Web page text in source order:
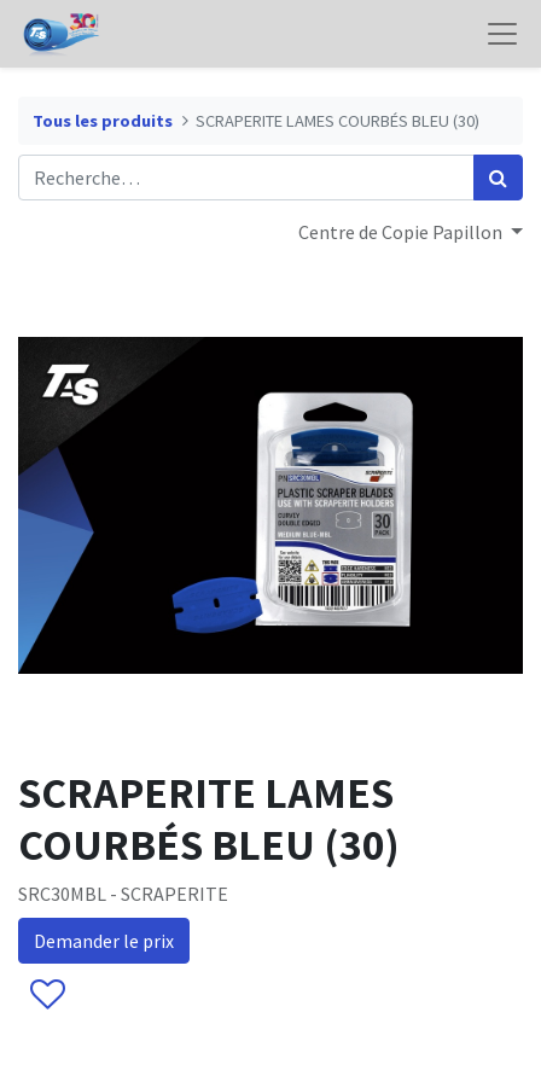
Tous les produits SCRAPERITE LAMES COURBÉS BLEU (30)
Centre de Copie Papillon
SCRAPERITE LAMES
COURBÉS BLEU (30)
SRC30MBL - SCRAPERITE
Demander le prix